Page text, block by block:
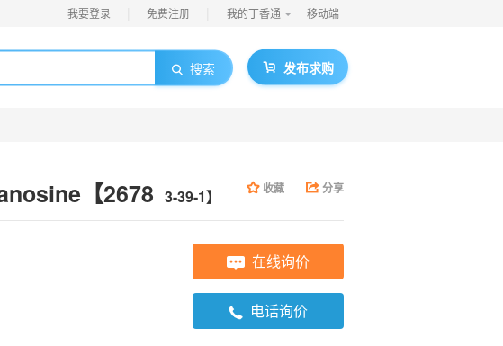
我要登录 免费注册 我的丁香通 移动端
搜索 发布求购
【2678 3-39-1】 收藏 分享
在线询价
电话询价